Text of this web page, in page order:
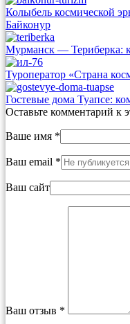
Колыбель космической
Байконур
Мурманск — Териберка:
Туроператор «Страна
Гостевые дома Туапсе:
Оставьте комментарий к
Ваше имя *
Ваш email *
Ваш сайт
Ваш отзыв *